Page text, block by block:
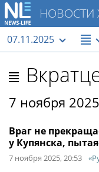
НОВОСТИ
07.11.2025
7 ноября
Враг не
у Купянска,
7 ноября 2025, 20:53